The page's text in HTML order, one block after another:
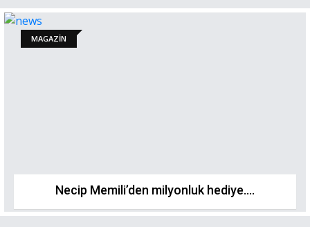
MAGAZİN
Necip Memili’den milyonluk hediye....